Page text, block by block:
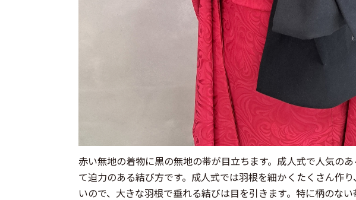
赤い無地の着物に黒の無地の帯が目立ちます。成人式で人気の
て迫力のある結び方です。成人式では羽根を細かくたくさん作
いので、大きな羽根で垂れる結びは目を引きます。特に柄のな